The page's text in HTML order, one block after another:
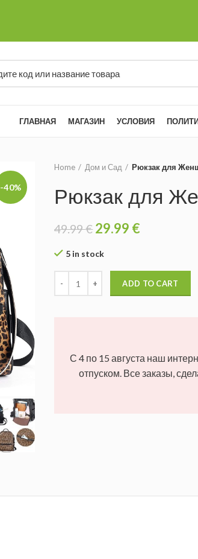
ГЛАВНАЯ МАГАЗИН УСЛОВИЯ
-40%
Home Дом и Сад Рюкзак для
Рюкзак для
49.99€ 29.99 €
5 in stock
ADD TO CART
С 4 по 15 августа наш
отпуском. Все заказы,